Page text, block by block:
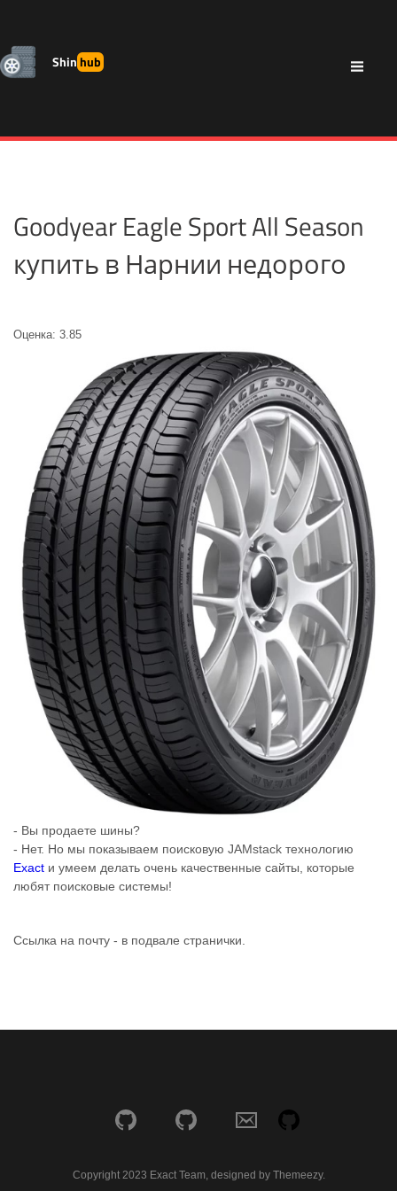
Shinhub
Goodyear Eagle Sport All Season
купить в Нарнии недорого
Оценка: 3.85
- Вы продаете шины?
- Нет. Но мы показываем поисковую JAMstack технологию
Exact и умеем делать очень качественные сайты, которые
любят поисковые системы!
Ссылка на почту - в подвале странички.
Copyright 2023 Exact Team, designed by Themeezy.